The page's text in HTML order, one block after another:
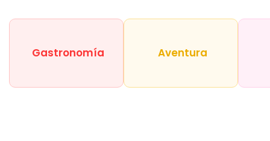
Gastronomía Aventura